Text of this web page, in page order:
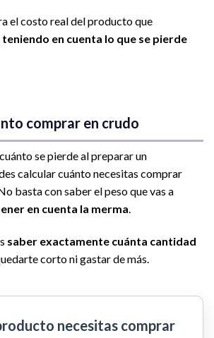
el costo real del producto que
teniendo en cuenta lo que se pierde
comprar en crudo
se pierde al preparar un
calcular cuánto necesitas comprar
basta con saber el peso que vas a
en cuenta la merma
saber exactamente cuánta cantidad
corto ni gastar de más.
necesitas comprar